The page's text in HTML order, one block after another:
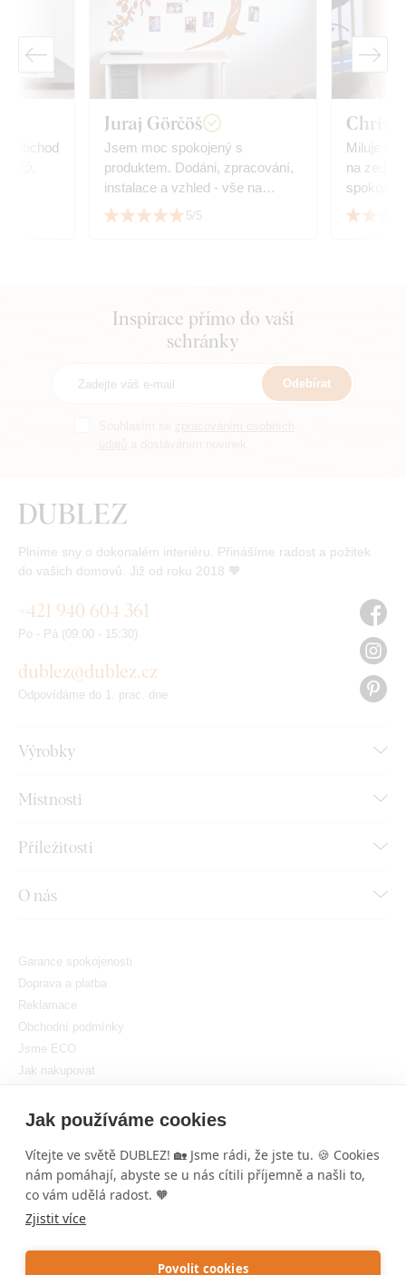
Jak používáme cookies
Vítejte ve světě DUBLEZ! 🏡 Jsme rádi, že jste tu. 🍪 Cookies
nám pomáhají, abyste se u nás cítili příjemně a našli to,
co vám udělá radost. 🧡
Zjistit více
Povolit cookies
Obchod
Juraj Görčöš
Jsem moc spokojený s
produktem. Dodáni, zpracování,
instalace a vzhled - vše na
jedničku. Vřele doporučuji
každému. Juraj
5/5
Miluje to,
na zeď,
Inspirace přímo do vaší
schránky
Odebírat
Plníme sny o dokonalém interiéru. Přinášíme radost a požitek
do vašich domovů. Již od roku 2018 🧡
Výrobky
Místnosti
Příležitosti
O nás
+421 940 604 361
Po - Pá (09:00 - 15:30)
dublez@dublez.cz
Odpovídáme do 1. prac. dne
Garance spokojenosti
Doprava a platba
Reklamace
Obchodní podmínky
Jsme ECO
Jak nakupovat
Nastavit cookies
Tvorba výkonných internetových obchodů odRIESENIA
DUBLEZ
nádherný způsob, jak si uchovat vzpomínky!